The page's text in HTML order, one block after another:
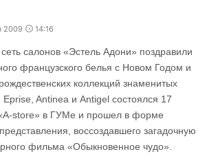
2009 14:16
салонов «Эстель Адони» поздравили
французского белья с Новом Годом и
коллекций знаменитых
Antinea и Antigel состоялся 17
store» в ГУМе и прошел в форме
воссоздавшего загадочную
фильма «Обыкновенное чудо».